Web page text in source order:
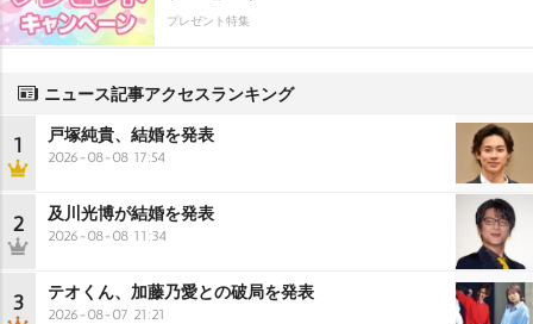
プレゼント特集
ニュース記事アクセスランキング
1 戸塚純貴、結婚を発表
2026-08-08 17:54
2 及川光博が結婚を発表
2026-08-08 11:34
3 テオくん、加藤乃愛との破局を発表
2026-08-07 21:21